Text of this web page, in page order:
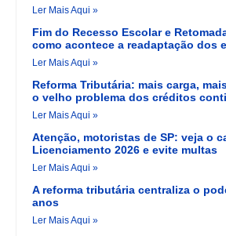
Ler Mais Aqui »
Fim do Recesso Escolar e
como acontece a readaptação dos
Ler Mais Aqui »
Reforma Tributária: mais carga,
o velho problema dos créditos
Ler Mais Aqui »
Atenção, motoristas de SP: veja o
Licenciamento 2026 e evite multas
Ler Mais Aqui »
A reforma tributária centraliza o
anos
Ler Mais Aqui »